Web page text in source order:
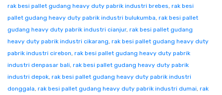
rak besi pallet gudang heavy duty pabrik industri brebes, rak besi
pallet gudang heavy duty pabrik industri bulukumba, rak besi pallet
gudang heavy duty pabrik industri cianjur, rak besi pallet gudang
heavy duty pabrik industri cikarang, rak besi pallet gudang heavy duty
pabrik industri cirebon, rak besi pallet gudang heavy duty pabrik
industri denpasar bali, rak besi pallet gudang heavy duty pabrik
industri depok, rak besi pallet gudang heavy duty pabrik industri
donggala, rak besi pallet gudang heavy duty pabrik industri dumai, rak